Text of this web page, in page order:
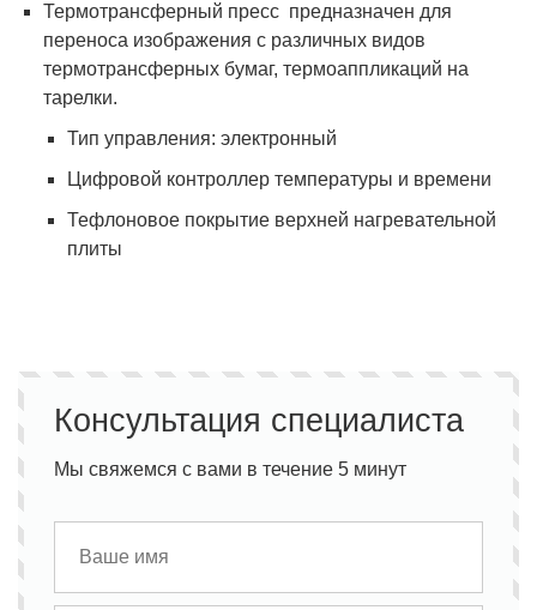
Термотрансферный пресс предназначен для
переноса изображения с различных видов
термотрансферных бумаг, термоаппликаций на
тарелки.
Тип управления: электронный
Цифровой контроллер температуры и времени
Тефлоновое покрытие верхней нагревательной
плиты
Консультация специалиста
Мы свяжемся с вами в течение 5 минут